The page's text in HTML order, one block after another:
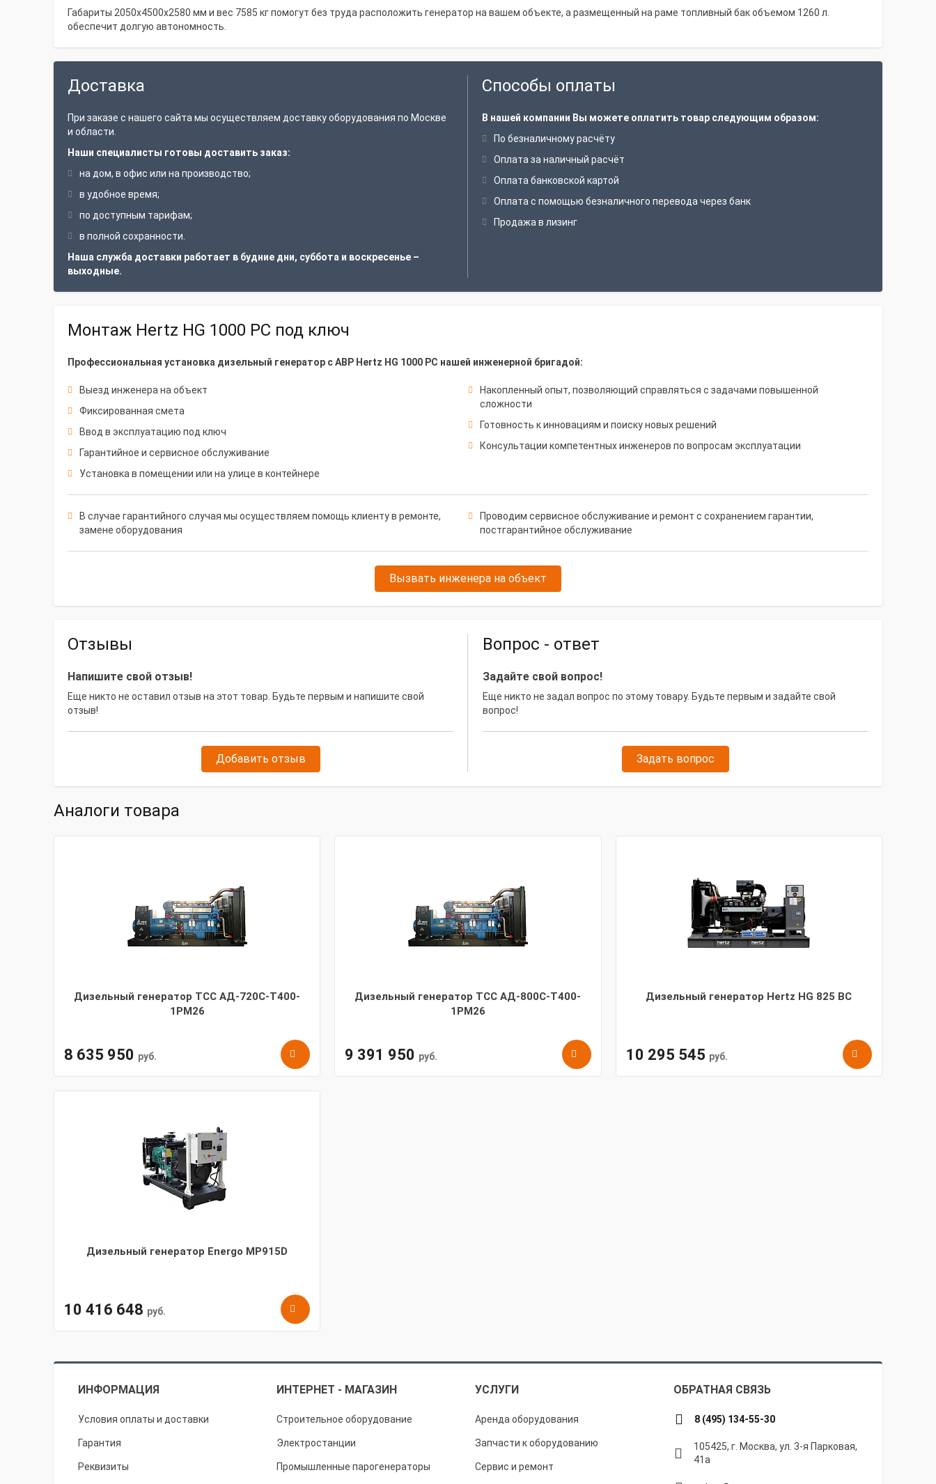
Габариты 2050х4500х2580 мм и вес 7585 кг помогут без труда расположить генератор на вашем объекте, а размещенный на раме топливный бак объемом 1260 л.
обеспечит долгую автономность.
Доставка
При заказе с нашего сайта мы осуществляем доставку оборудования по Москве
и области.
Наши специалисты готовы доставить заказ:
на дом, в офис или на производство;
в удобное время;
по доступным тарифам;
в полной сохранности.
Наша служба доставки работает в будние дни, суббота и воскресенье –
выходные.
Способы оплаты
В нашей компании Вы можете оплатить товар следующим образом:
По безналичному расчёту
Оплата за наличный расчёт
Оплата банковской картой
Оплата с помощью безналичного перевода через банк
Продажа в лизинг
Монтаж Hertz HG 1000 PC под ключ
Профессиональная установка дизельный генератор с АВР Hertz HG 1000 PC нашей инженерной бригадой:
Выезд инженера на объект
Фиксированная смета
Ввод в эксплуатацию под ключ
Гарантийное и сервисное обслуживание
Установка в помещении или на улице в контейнере
Накопленный опыт, позволяющий справляться с задачами повышенной
сложности
Готовность к инновациям и поиску новых решений
Консультации компетентных инженеров по вопросам эксплуатации
В случае гарантийного случая мы осуществляем помощь клиенту в ремонте,
замене оборудования
Проводим сервисное обслуживание и ремонт с сохранением гарантии,
постгарантийное обслуживание
Вызвать инженера на объект
Отзывы
Напишите свой отзыв!
Еще никто не оставил отзыв на этот товар. Будьте первым и напишите свой
отзыв!
Добавить отзыв
Вопрос - ответ
Задайте свой вопрос!
Еще никто не задал вопрос по этому товару. Будьте первым и задайте свой
вопрос!
Задать вопрос
Аналоги товара
Дизельный генератор ТСС АД-720С-Т400-
1РМ26
8 635 950 руб.
Дизельный генератор ТСС АД-800С-Т400-
1РМ26
9 391 950 руб.
Дизельный генератор Hertz HG 825 BC
10 295 545 руб.
Дизельный генератор Energo MP915D
10 416 648 руб.
ИНФОРМАЦИЯ ИНТЕРНЕТ - МАГАЗИН УСЛУГИ ОБРАТНАЯ СВЯЗЬ
Условия оплаты и доставки
Гарантия
Реквизиты
Строительное оборудование
Электростанции
Промышленные парогенераторы
Аренда оборудования
Запчасти к оборудованию
Сервис и ремонт
8 (495) 134-55-30
105425, г. Москва, ул. 3-я Парковая,
41а